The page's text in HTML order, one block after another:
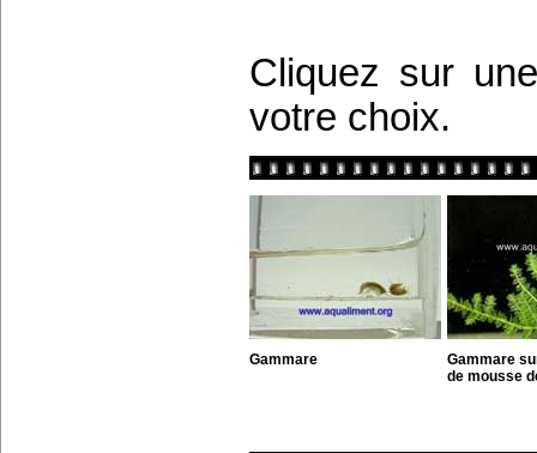
Cliquez sur
votre choix.
Gammare
Gammare
de mousse